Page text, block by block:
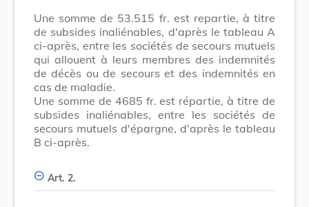
Une somme de 53.515 fr. est repartie, à titre
de subsides inaliénables, d'après le tableau A
ci-après, entre les sociétés de secours mutuels
qui allouent à leurs membres des indemnités
de décès ou de secours et des indemnités en
cas de maladie.
Une somme de 4685 fr. est répartie, à titre de
subsides inaliénables, entre les sociétés de
secours mutuels d'épargne, d'après le tableau
B ci-après.
Art. 2.